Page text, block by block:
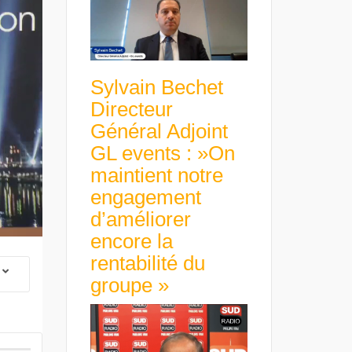
Euro numérique : la BCE
Sylvain Bechet
Directeur
Général Adjoint
GL events : »On
maintient notre
engagement
d’améliorer
encore la
rentabilité du
groupe »